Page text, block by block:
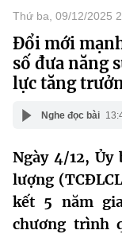
Danh mục
Trang chủ
Cơ cấu tổ chức
Lịch sử phát
Khoa học và
Đổi mới sáng
Dịch vụ công
Hệ thống văn bản
Thứ ba, 09/12/2025
Đổi mới
số đưa năng
lực tăng
Nghe đọc bài
Ngày 4/12,
lượng
kết 5 năm
chương trình